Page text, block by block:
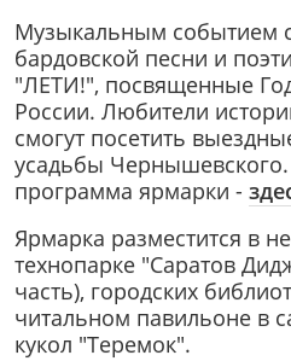
Музыкальным событием
бардовской песни и
"ЛЕТИ!", посвященные
России. Любители
смогут посетить
усадьбы
программа ярмарки -
Ярмарка разместится в
технопарке "Саратов
часть), городских
читальном павильоне в
кукол "Теремок".